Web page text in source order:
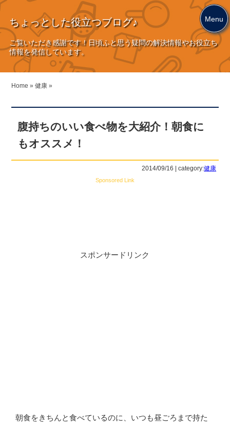
ちょっとした役立つブログ♪
ご覧いただき感謝です！日頃ふと思う疑問の解決情報やお役立ち
情報を発信しています。
Home » 健康 »
腹持ちのいい食べ物を大紹介！朝食に
もオススメ！
2014/09/16 | category:健康
Sponsored Link
スポンサードリンク
朝食をきちんと食べているのに、いつも昼ごろまで持た
Menu